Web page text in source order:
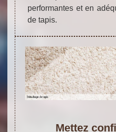
performantes et en
de tapis.
Mettez